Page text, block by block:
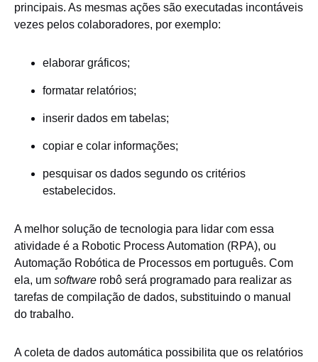
principais. As mesmas ações são executadas incontáveis
vezes pelos colaboradores, por exemplo:
elaborar gráficos;
formatar relatórios;
inserir dados em tabelas;
copiar e colar informações;
pesquisar os dados segundo os critérios
estabelecidos.
A melhor solução de tecnologia para lidar com essa
atividade é a Robotic Process Automation (RPA), ou
Automação Robótica de Processos em português. Com
ela, um software robô será programado para realizar as
tarefas de compilação de dados, substituindo o manual
do trabalho.
A coleta de dados automática possibilita que os relatórios